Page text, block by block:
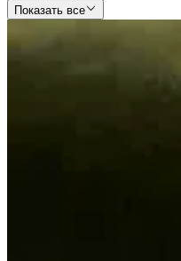
Показать все